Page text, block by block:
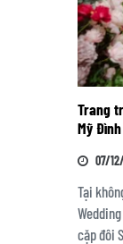
Trang
Mỹ Đình
07/
Tại
cặp đôi